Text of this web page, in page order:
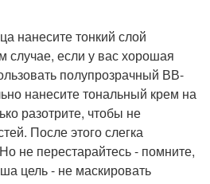
нанесите тонкий слой
случае, если у вас хорошая
полупрозрачный ВВ-
нанесите тональный крем на
разотрите, чтобы не
После этого слегка
не перестарайтесь - помните,
цель - не маскировать